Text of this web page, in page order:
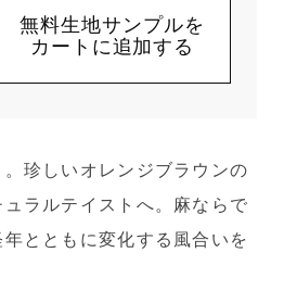
無料生地サンプルを
カートに追加する
珍しいオレンジブラウンの
ラルテイストへ。麻ならで
とともに変化する風合いを